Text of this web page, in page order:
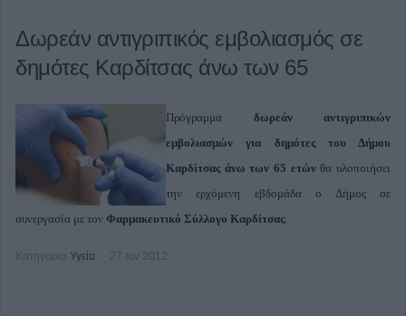
Δωρεάν αντιγριπικός εμβολιασμός σε
δημότες Καρδίτσας άνω των 65
Πρόγραμμα δωρεάν αντιγριπικών
εμβολιασμών για δημότες του Δήμου
Καρδίτσας άνω των 65 ετώνθα υλοποιήσει
την ερχόμενη εβδομάδα ο Δήμος σε
συνεργασία με τον Φαρμακευτικό Σύλλογο Καρδίτσας.
Κατηγορία Υγεία 27 Ιαν 2012